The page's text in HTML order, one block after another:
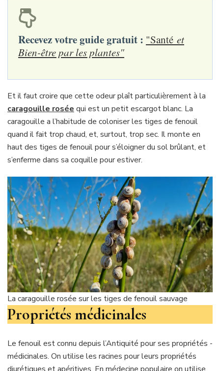
Recevez votre guide gratuit : "Santé et
Bien-être par les plantes"
Et il faut croire que cette odeur plaît particulièrement à la
caragouille rosée qui est un petit escargot blanc. La
caragouille a l’habitude de coloniser les tiges de fenouil
quand il fait trop chaud, et, surtout, trop sec. Il monte en
haut des tiges de fenouil pour s’éloigner du sol brûlant, et
s’enferme dans sa coquille pour estiver.
La caragouille rosée sur les tiges de fenouil sauvage
Propriétés médicinales
Le fenouil est connu depuis l’Antiquité pour ses ­propriétés ­
médicinales. On utilise les racines pour leurs propriétés
diurétiques et apéritives. En médecine populaire on utilise